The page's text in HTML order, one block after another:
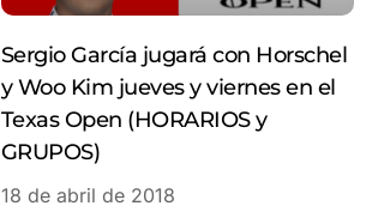
Sergio García jugará con Horschel
y Woo Kim jueves y viernes en el
Texas Open (HORARIOS y
GRUPOS)
18 de abril de 2018